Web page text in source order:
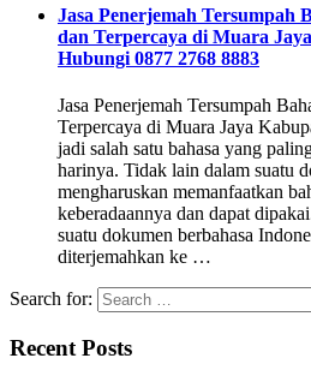
Jasa Penerjemah Tersumpah
dan Terpercaya di Muara
Hubungi 0877 2768 8883
Jasa Penerjemah Tersumpah
Terpercaya di Muara Jaya
jadi salah satu bahasa yang
harinya. Tidak lain dalam suatu
mengharuskan memanfaatkan
keberadaannya dan dapat
suatu dokumen berbahasa
diterjemahkan ke …
Search for:
Recent Posts